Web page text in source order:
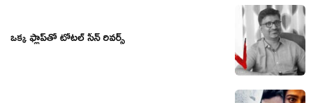
ఒక్క ఫ్లాప్‍తో టోటల్ సీన్ రివర్స్